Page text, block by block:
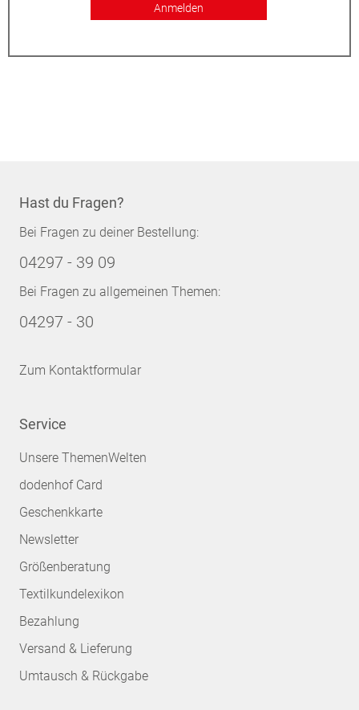
Anmelden
Hast du Fragen?
Bei Fragen zu deiner Bestellung:
04297 - 39 09
Bei Fragen zu allgemeinen Themen:
04297 - 30
Zum Kontaktformular
Service
Unsere ThemenWelten
dodenhof Card
Geschenkkarte
Newsletter
Größenberatung
Textilkundelexikon
Bezahlung
Versand & Lieferung
Umtausch & Rückgabe